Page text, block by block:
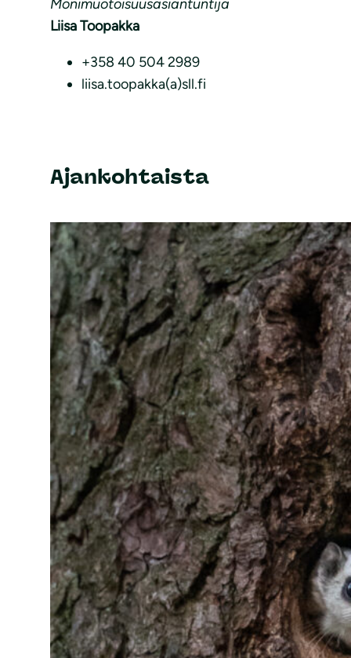
Monimuotoisuusasiantuntija
Liisa Toopakka
+358 40 504 2989
liisa.toopakka(a)sll.fi
Ajankohtaista